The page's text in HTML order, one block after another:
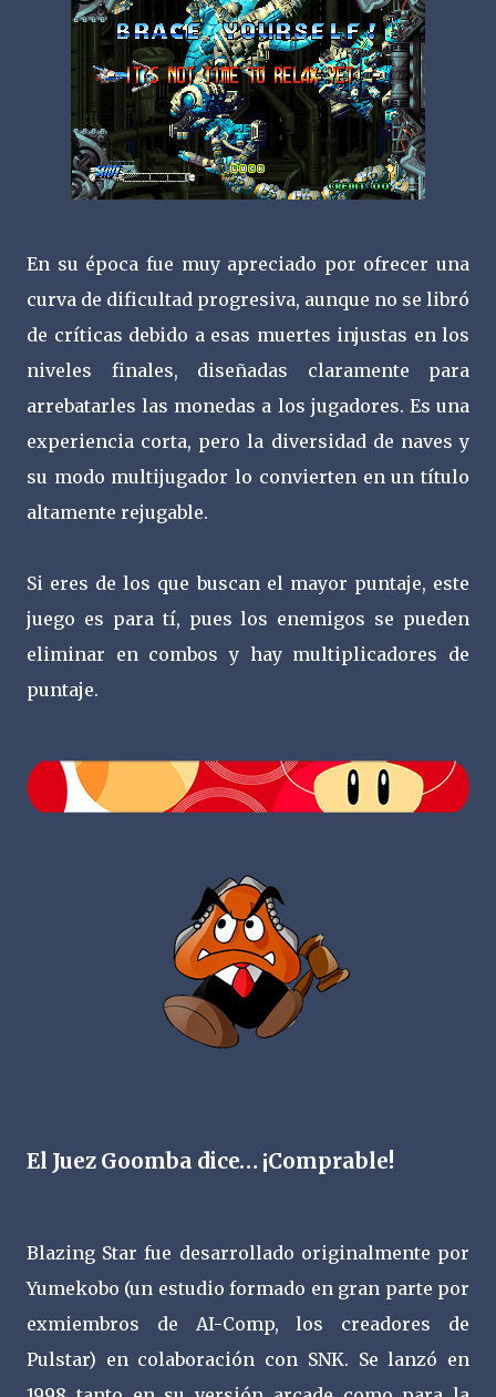
En su época fue muy apreciado por ofrecer una
curva de dificultad progresiva, aunque no se libró
de críticas debido a esas muertes injustas en los
niveles finales, diseñadas claramente para
arrebatarles las monedas a los jugadores. Es una
experiencia corta, pero la diversidad de naves y
su modo multijugador lo convierten en un título
altamente rejugable.
Si eres de los que buscan el mayor puntaje, este
juego es para tí, pues los enemigos se pueden
eliminar en combos y hay multiplicadores de
puntaje.
El Juez Goomba dice… ¡Comprable!
Blazing Star fue desarrollado originalmente por
Yumekobo (un estudio formado en gran parte por
exmiembros de AI-Comp, los creadores de
Pulstar) en colaboración con SNK. Se lanzó en